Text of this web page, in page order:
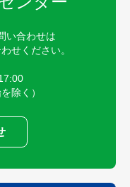
い合わせは
せください。
除く）